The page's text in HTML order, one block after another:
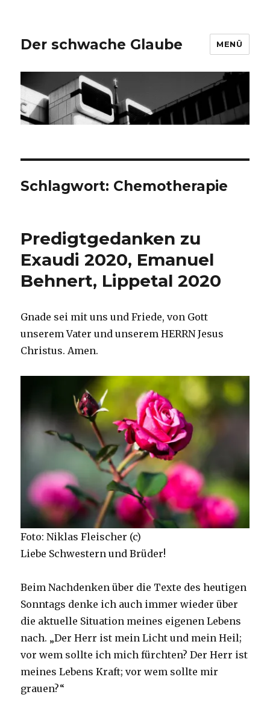
Der schwache Glaube MENÜ
Schlagwort: Chemotherapie
Predigtgedanken zu
Exaudi 2020, Emanuel
Behnert, Lippetal 2020
Gnade sei mit uns und Friede, von Gott
unserem Vater und unserem HERRN Jesus
Christus. Amen.
Foto: Niklas Fleischer (c)
Liebe Schwestern und Brüder!
Beim Nachdenken über die Texte des heutigen
Sonntags denke ich auch immer wieder über
die aktuelle Situation meines eigenen Lebens
nach. „Der Herr ist mein Licht und mein Heil;
vor wem sollte ich mich fürchten? Der Herr ist
meines Lebens Kraft; vor wem sollte mir
grauen?“